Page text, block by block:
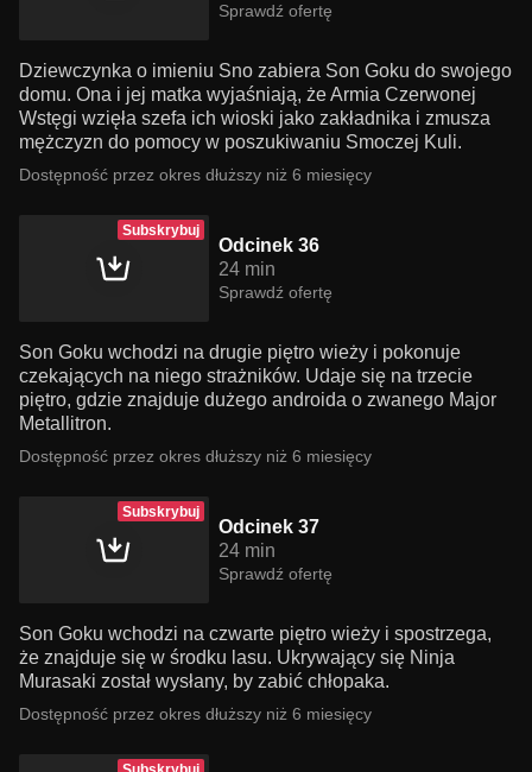
Sprawdź ofertę
Dziewczynka o imieniu Sno zabiera Son Goku do swojego
domu. Ona i jej matka wyjaśniają, że Armia Czerwonej
Wstęgi wzięła szefa ich wioski jako zakładnika i zmusza
mężczyzn do pomocy w poszukiwaniu Smoczej Kuli.
Dostępność przez okres dłuższy niż 6 miesięcy
Subskrybuj
Odcinek 36
24 min
Sprawdź ofertę
Son Goku wchodzi na drugie piętro wieży i pokonuje
czekających na niego strażników. Udaje się na trzecie
piętro, gdzie znajduje dużego androida o zwanego Major
Metallitron.
Dostępność przez okres dłuższy niż 6 miesięcy
Subskrybuj
Odcinek 37
24 min
Sprawdź ofertę
Son Goku wchodzi na czwarte piętro wieży i spostrzega,
że znajduje się w środku lasu. Ukrywający się Ninja
Murasaki został wysłany, by zabić chłopaka.
Dostępność przez okres dłuższy niż 6 miesięcy